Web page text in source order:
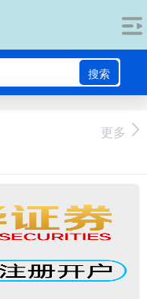
搜索
更多